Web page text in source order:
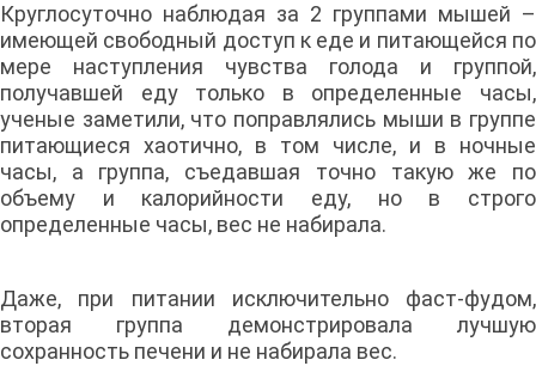
Круглосуточно наблюдая за 2 группами мышей –
имеющей свободный доступ к еде и питающейся по
мере наступления чувства голода и группой,
получавшей еду только в определенные часы,
ученые заметили, что поправлялись мыши в группе
питающиеся хаотично, в том числе, и в ночные
часы, а группа, съедавшая точно такую же по
объему и калорийности еду, но в строго
определенные часы, вес не набирала.
Даже, при питании исключительно фаст-фудом,
вторая группа демонстрировала лучшую
сохранность печени и не набирала вес.